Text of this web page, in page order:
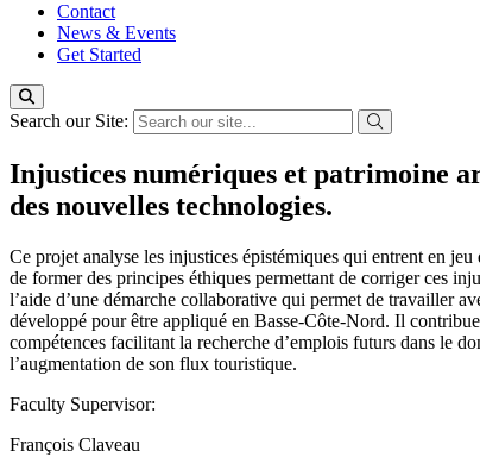
Contact
News & Events
Get Started
Search our Site:
Injustices numériques et patrimoine
des nouvelles technologies.
Ce projet analyse les injustices épistémiques qui entrent en
de former des principes éthiques permettant de corriger ces
l’aide d’une démarche collaborative qui permet de travailler
développé pour être appliqué en Basse-Côte-Nord. Il
compétences facilitant la recherche d’emplois futurs dans le
l’augmentation de son flux touristique.
Faculty Supervisor:
François Claveau